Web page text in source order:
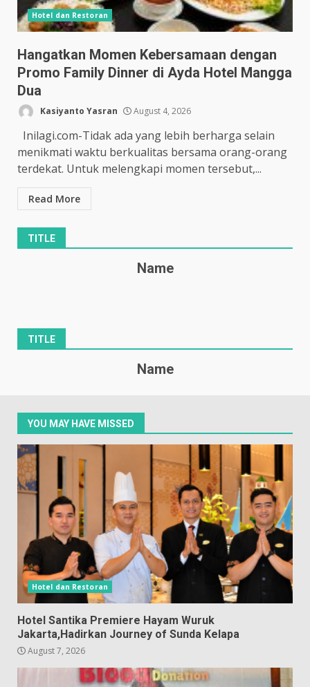
Hotel dan Restoran
Hangatkan Momen Kebersamaan dengan
Promo Family Dinner di Ayda Hotel Mangga
Dua
Kasiyanto Yasran August 4, 2026
Inilagi.com-Tidak ada yang lebih berharga selain
menikmati waktu berkualitas bersama orang-orang
terdekat. Untuk melengkapi momen tersebut,...
Read More
TITLE
Name
TITLE
Name
YOU MAY HAVE MISSED
Hotel dan Restoran
Hotel Santika Premiere Hayam Wuruk
Jakarta,Hadirkan Journey of Sunda Kelapa
August 7, 2026